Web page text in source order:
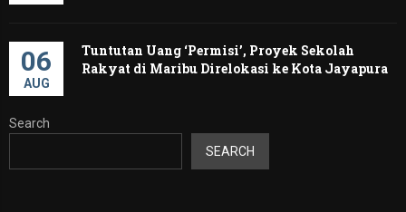
06
AUG
Tuntutan Uang ‘Permisi’, Proyek Sekolah
Rakyat di Maribu Direlokasi ke Kota Jayapura
Search
SEARCH